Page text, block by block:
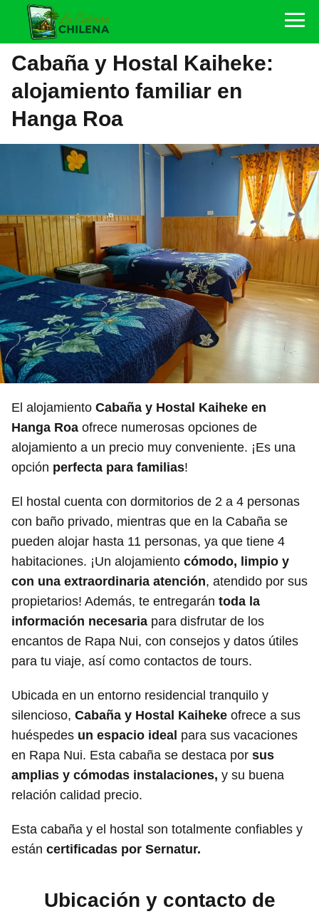
Cabaña y Hostal Kaiheke:
alojamiento familiar en
Hanga Roa
El alojamiento Cabaña y Hostal Kaiheke en
Hanga Roa ofrece numerosas opciones de
alojamiento a un precio muy conveniente. ¡Es una
opción perfecta para familias!
El hostal cuenta con dormitorios de 2 a 4 personas
con baño privado, mientras que en la Cabaña se
pueden alojar hasta 11 personas, ya que tiene 4
habitaciones. ¡Un alojamiento cómodo, limpio y
con una extraordinaria atención, atendido por sus
propietarios! Además, te entregarán toda la
información necesaria para disfrutar de los
encantos de Rapa Nui, con consejos y datos útiles
para tu viaje, así como contactos de tours.
Ubicada en un entorno residencial tranquilo y
silencioso, Cabaña y Hostal Kaiheke ofrece a sus
huéspedes un espacio ideal para sus vacaciones
en Rapa Nui. Esta cabaña se destaca por sus
amplias y cómodas instalaciones, y su buena
relación calidad precio.
Esta cabaña y el hostal son totalmente confiables y
están certificadas por Sernatur.
Ubicación y contacto de